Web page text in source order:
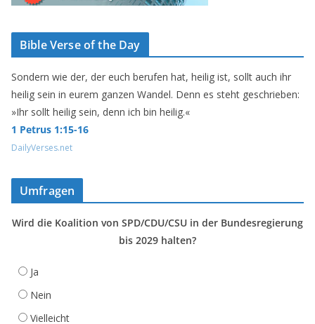
Bible Verse of the Day
Sondern wie der, der euch berufen hat, heilig ist, sollt auch ihr
heilig sein in eurem ganzen Wandel. Denn es steht geschrieben:
»Ihr sollt heilig sein, denn ich bin heilig.«
1 Petrus 1:15-16
DailyVerses.net
Umfragen
Wird die Koalition von SPD/CDU/CSU in der Bundesregierung
bis 2029 halten?
Ja
Nein
Vielleicht